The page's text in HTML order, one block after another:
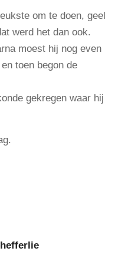
om te doen, geel
werd het dan ook.
moest hij nog even
toen begon de
gekregen waar hij